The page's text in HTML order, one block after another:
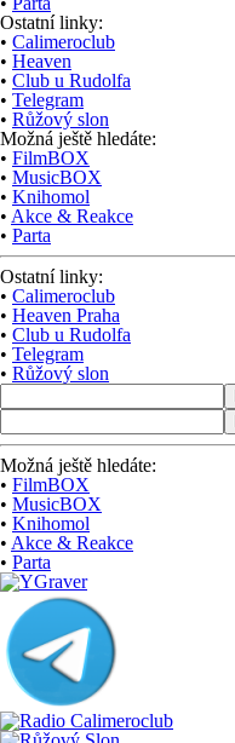
Ostatní linky:
• Calimeroclub
• Heaven
• Club u Rudolfa
• Telegram
• Růžový slon
Možná ještě hledáte:
• FilmBOX
• MusicBOX
• Knihomol
• Akce & Reakce
• Parta
Ostatní linky:
• Calimeroclub
• Heaven Praha
• Club u Rudolfa
• Telegram
• Růžový slon
Možná ještě hledáte:
• FilmBOX
• MusicBOX
• Knihomol
• Akce & Reakce
• Parta